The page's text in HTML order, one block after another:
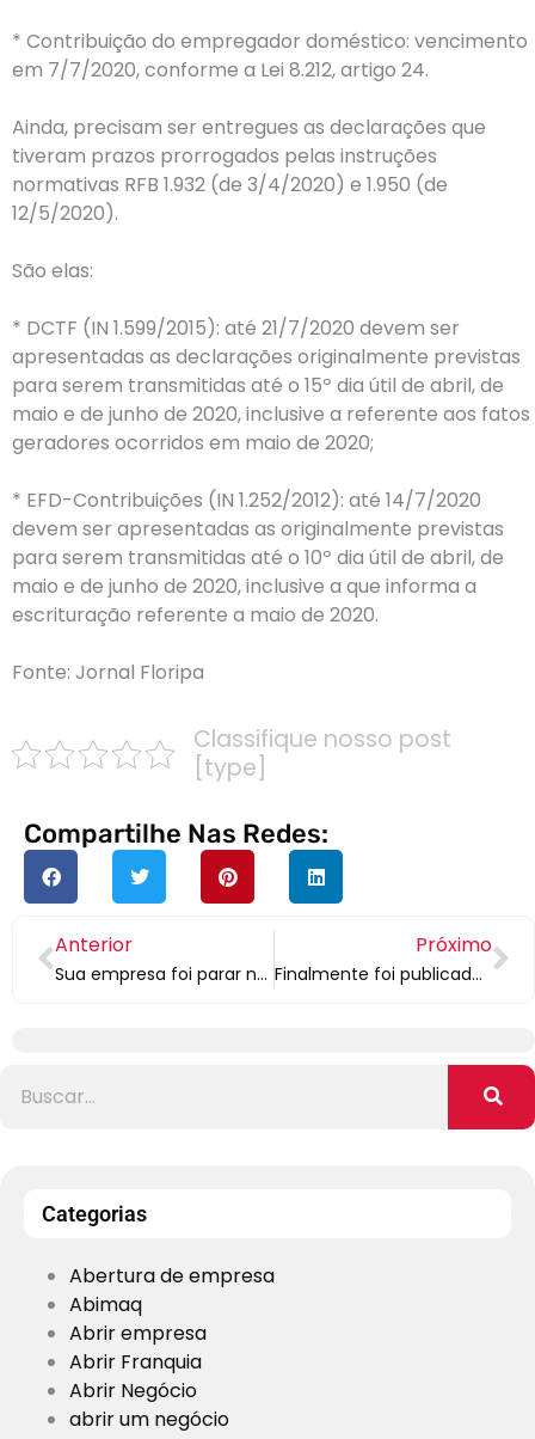
* Contribuição do empregador doméstico: vencimento
em 7/7/2020, conforme a Lei 8.212, artigo 24.
Ainda, precisam ser entregues as declarações que
tiveram prazos prorrogados pelas instruções
normativas RFB 1.932 (de 3/4/2020) e 1.950 (de
12/5/2020).
São elas:
* DCTF (IN 1.599/2015): até 21/7/2020 devem ser
apresentadas as declarações originalmente previstas
para serem transmitidas até o 15º dia útil de abril, de
maio e de junho de 2020, inclusive a referente aos fatos
geradores ocorridos em maio de 2020;
* EFD-Contribuições (IN 1.252/2012): até 14/7/2020
devem ser apresentadas as originalmente previstas
para serem transmitidas até o 10º dia útil de abril, de
maio e de junho de 2020, inclusive a que informa a
escrituração referente a maio de 2020.
Fonte: Jornal Floripa
Classifique nosso post
[type]
Compartilhe Nas Redes:
Anterior
Sua empresa foi parar no Serasa pelo não-pagamento da contribuição sindical, mas você não tem funcionários? Calma, isso vai ser resolvido!
Próximo
Finalmente foi publicado o decreto que permite a prorrogação da suspensão e redução de jornada de trabalho
Categorias
Abertura de empresa
Abimaq
Abrir empresa
Abrir Franquia
Abrir Negócio
abrir um negócio